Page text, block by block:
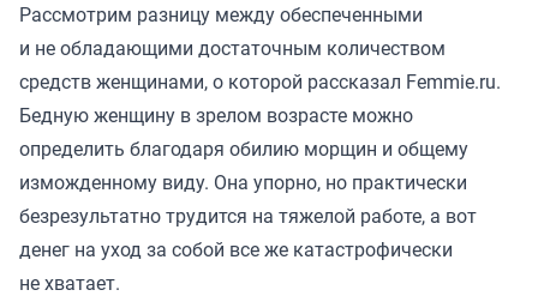
Рассмотрим разницу между обеспеченными
и не обладающими достаточным количеством
средств женщинами, о которой рассказал Femmie.ru.
Бедную женщину в зрелом возрасте можно
определить благодаря обилию морщин и общему
изможденному виду. Она упорно, но практически
безрезультатно трудится на тяжелой работе, а вот
денег на уход за собой все же катастрофически
не хватает.